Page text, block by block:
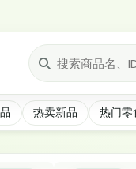
热卖新品 热门零